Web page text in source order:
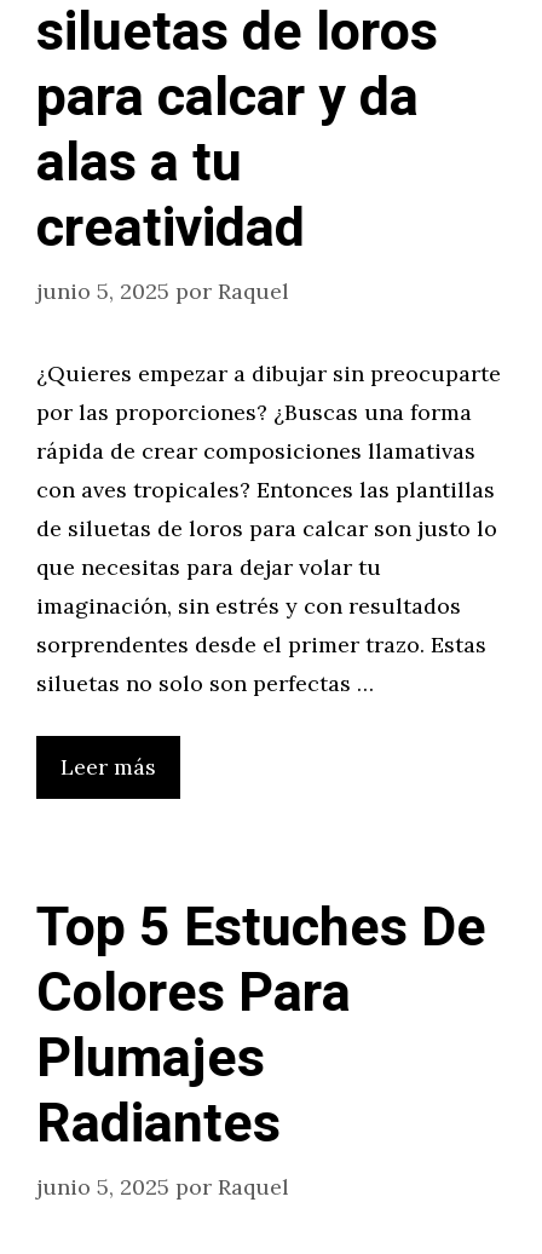
siluetas de loros
para calcar y da
alas a tu
creatividad
junio 5, 2025 por Raquel
¿Quieres empezar a dibujar sin preocuparte
por las proporciones? ¿Buscas una forma
rápida de crear composiciones llamativas
con aves tropicales? Entonces las plantillas
de siluetas de loros para calcar son justo lo
que necesitas para dejar volar tu
imaginación, sin estrés y con resultados
sorprendentes desde el primer trazo. Estas
siluetas no solo son perfectas …
Leer más
Top 5 Estuches De
Colores Para
Plumajes
Radiantes
junio 5, 2025 por Raquel